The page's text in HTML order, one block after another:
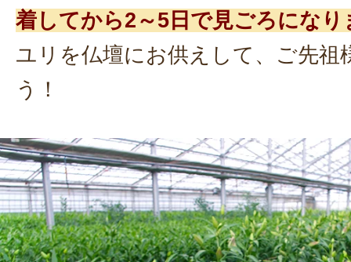
着してから2～5日で見ごろになり
ユリを仏壇にお供えして、ご先祖
う！